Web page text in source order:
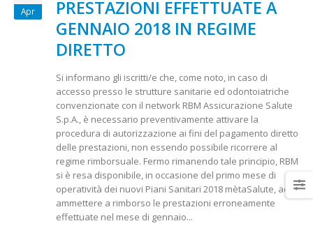
Apr
PRESTAZIONI EFFETTUATE A
GENNAIO 2018 IN REGIME
DIRETTO
Si informano gli iscritti/e che, come noto, in caso di
accesso presso le strutture sanitarie ed odontoiatriche
convenzionate con il network RBM Assicurazione Salute
S.p.A., è necessario preventivamente attivare la
procedura di autorizzazione ai fini del pagamento diretto
delle prestazioni, non essendo possibile ricorrere al
regime rimborsuale. Fermo rimanendo tale principio, RBM
si è resa disponibile, in occasione del primo mese di
operatività dei nuovi Piani Sanitari 2018 mètaSalute, ad
ammettere a rimborso le prestazioni erroneamente
effettuate nel mese di gennaio...